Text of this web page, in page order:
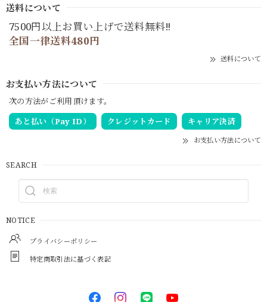
送料について
7500円以上お買い上げで送料無料‼
全国一律送料480円
送料について
お支払い方法について
次の方法がご利用頂けます。
あと払い（Pay ID）
クレジットカード キャリア決済
お支払い方法について
SEARCH
NOTICE
プライバシーポリシー
特定商取引法に基づく表記